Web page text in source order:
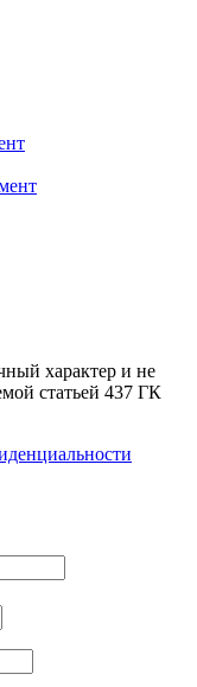
характер и не
статьей 437 ГК